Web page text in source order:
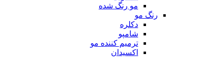
مو رنگ شده
رنگ مو
دکلره
شامپو
ترمیم کننده مو
اکسیدان